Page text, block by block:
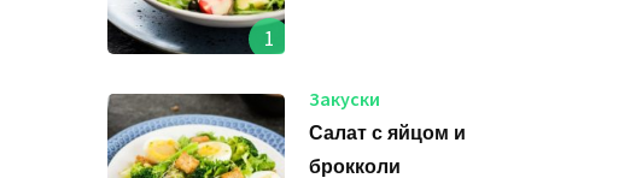
1
Закуски
Салат с яйцом и
брокколи